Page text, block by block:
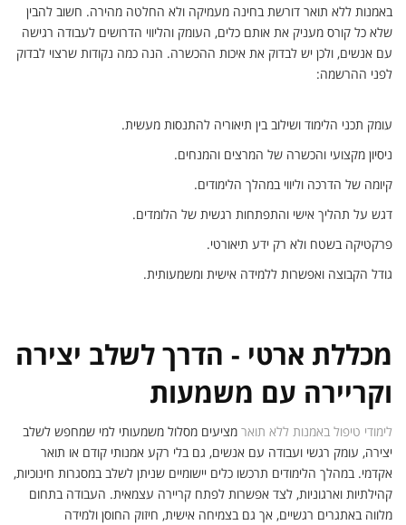
באמנות ללא תואר דורשת בחינה מעמיקה ולא החלטה מהירה. חשוב להבין
שלא כל קורס מעניק את אותם כלים, העומק והליווי הדרושים לעבודה רגישה
עם אנשים, ולכן יש לבדוק את איכות ההכשרה. הנה כמה נקודות שרצוי לבדוק
לפני ההרשמה:
עומק תכני הלימוד ושילוב בין תיאוריה להתנסות מעשית.
ניסיון מקצועי והכשרה של המרצים והמנחים.
קיומה של הדרכה וליווי במהלך הלימודים.
דגש על תהליך אישי והתפתחות רגשית של הלומדים.
פרקטיקה בשטח ולא רק ידע תיאורטי.
גודל הקבוצה ואפשרות ללמידה אישית ומשמעותית.
מכללת ארטי - הדרך לשלב יצירה
וקריירה עם משמעות
לימודי טיפול באמנות ללא תואר מציעים מסלול משמעותי למי שמחפש לשלב
יצירה, עומק רגשי ועבודה עם אנשים, גם בלי רקע אמנותי קודם או תואר
אקדמי. במהלך הלימודים תרכשו כלים יישומיים שניתן לשלב במסגרות חינוכיות,
קהילתיות וארגוניות, לצד אפשרות לפתח קריירה עצמאית. העבודה בתחום
מלווה באתגרים רגשיים, אך גם בצמיחה אישית, חיזוק החוסן ולמידה